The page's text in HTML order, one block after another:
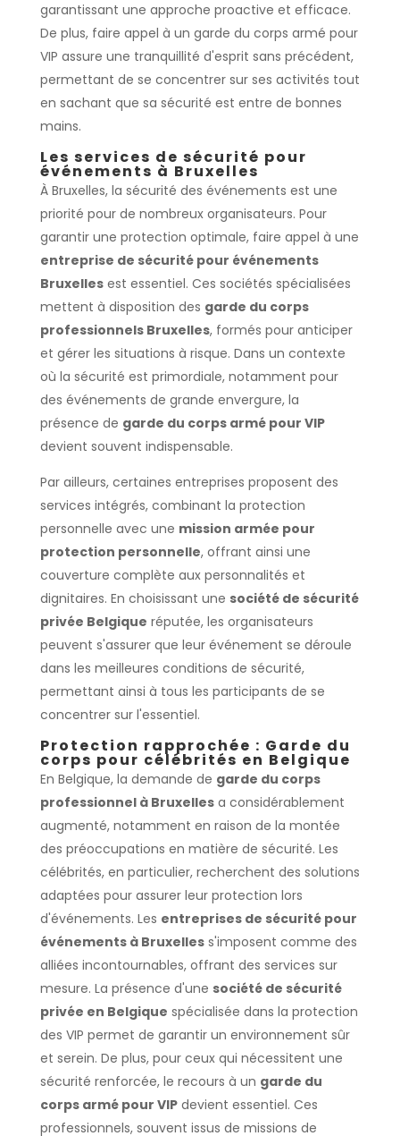
garantissant une approche proactive et efficace.
De plus, faire appel à un garde du corps armé pour
VIP assure une tranquillité d'esprit sans précédent,
permettant de se concentrer sur ses activités tout
en sachant que sa sécurité est entre de bonnes
mains.
Les services de sécurité pour
événements à Bruxelles
À Bruxelles, la sécurité des événements est une
priorité pour de nombreux organisateurs. Pour
garantir une protection optimale, faire appel à une
entreprise de sécurité pour événements
Bruxellesest essentiel. Ces sociétés spécialisées
mettent à disposition des garde du corps
professionnels Bruxelles, formés pour anticiper
et gérer les situations à risque. Dans un contexte
où la sécurité est primordiale, notamment pour
des événements de grande envergure, la
présence de garde du corps armé pour VIP
devient souvent indispensable.
Par ailleurs, certaines entreprises proposent des
services intégrés, combinant la protection
personnelle avec une mission armée pour
protection personnelle, offrant ainsi une
couverture complète aux personnalités et
dignitaires. En choisissant une société de sécurité
privée Belgique réputée, les organisateurs
peuvent s'assurer que leur événement se déroule
dans les meilleures conditions de sécurité,
permettant ainsi à tous les participants de se
concentrer sur l'essentiel.
Protection rapprochée : Garde du
corps pour célébrités en Belgique
En Belgique, la demande de garde du corps
professionnel à Bruxellesa considérablement
augmenté, notamment en raison de la montée
des préoccupations en matière de sécurité. Les
célébrités, en particulier, recherchent des solutions
adaptées pour assurer leur protection lors
d'événements. Les entreprises de sécurité pour
événements à Bruxelless'imposent comme des
alliées incontournables, offrant des services sur
mesure. La présence d'une société de sécurité
privée en Belgique spécialisée dans la protection
des VIP permet de garantir un environnement sûr
et serein. De plus, pour ceux qui nécessitent une
sécurité renforcée, le recours à un garde du
corps armé pour VIPdevient essentiel. Ces
professionnels, souvent issus de missions de